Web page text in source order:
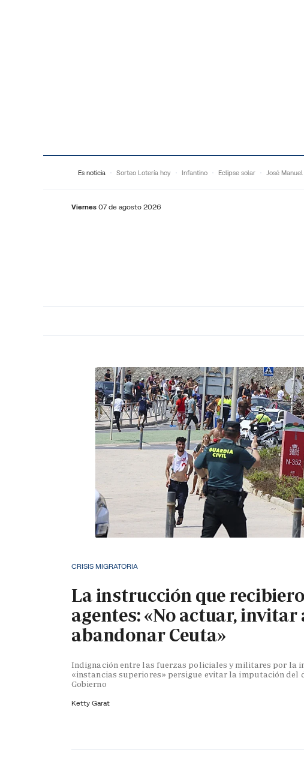
Es noticia Sorteo Lotería hoy Infantino Eclipse solar José
Viernes 07 de agosto 2026
CRISIS MIGRATORIA
La instrucción que
agentes: «No actuar, invitar
abandonar Ceuta»
Indignación entre las fuerzas policiales y militares por la
«instancias superiores» persigue evitar la imputación del
Gobierno
Ketty Garat